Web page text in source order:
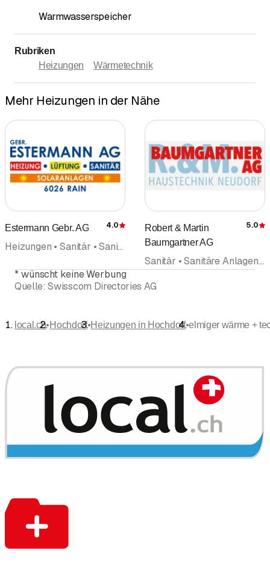
Warmwasserspeicher
Rubriken
Heizungen
Wärmetechnik
Mehr Heizungen in der Nähe
Estermann Gebr. AG Bewertung
4.0
Heizungen • Sanitär • Sanitäre Anlagen und Installationen • Haustechnik • Solartechnik Solaranlagen • Lüftung • Oelfeuerungen • Gebäudetechnik
Robert & Martin
Baumgartner AG
5.0
Sanitär • Sanitäre Anlagen und Installationen • Heizungen • Lüftung • Renovation • Haustechnik
* wünscht keine Werbung
Quelle: Swisscom Directories AG
local.ch•Hochdorf•Heizungen in Hochdorf•elmiger wärme +